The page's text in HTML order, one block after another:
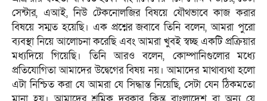
সেন্টার, এআই, নিউ টেকনোলজির বিষয়ে যৌথভাবে কাজ করার
বিষয়ে সম্মত হয়েছি। এক প্রশ্নের জবাবে তিনি বলেন, আমরা পুরো
ব্যবস্থা নিয়ে আলোচনা করেছি এবং আমরা খুবই স্বচ্ছ একটি প্রক্রিয়ার
মধ্যদিয়ে গিয়েছি। তিনি আরও বলেন, কোম্পানিগুলোর মধ্যে
প্রতিযোগিতা আমাদের উদ্বেগের বিষয় নয়। আমাদের মাথাব্যথা হলো
এটা নিশ্চিত করা যে আমরা যে সিদ্ধান্ত নিয়েছি, সেটা যেন ঠিকমতো